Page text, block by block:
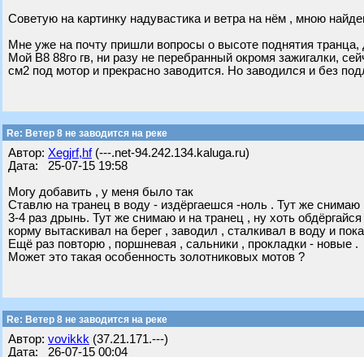
Советую на картинку надувастика и ветра на нём , мною
Мне уже на почту пришли вопросы о высоте поднятия
Мой В8 88го гв, ни разу не перебранный окромя зажигалки,
см2 под мотор и прекрасно заводится. Но заводился и без
Re: Ветер 8 не заводится на реке
Автор: Xegjrf,hf(---.net-94.242.134.kaluga.ru)
Дата: 25-07-15 19:58
Могу добавить , у меня было так
Ставлю на транец в воду - издёргаешся -ноль . Тут же
3-4 раз дрынь. Тут же снимаю и на транец , ну хоть
корму вытаскивал на берег , заводил , сталкивал в воду и
Ещё раз повторю , поршневая , сальники , прокладки - новые .
Может это такая особенность золотниковых мотов ?
Re: Ветер 8 не заводится на реке
Автор: vovikkk (37.21.171.---)
Дата: 26-07-15 00:04